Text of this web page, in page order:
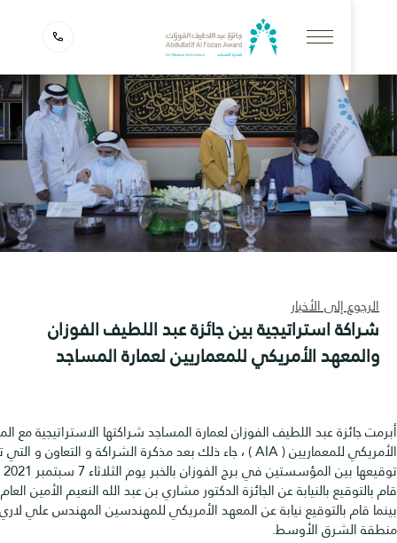
إلى الأخبار
استراتيجية بين جائزة عبد اللطيف الفوزان
الأمريكي للمعماريين لعمارة المساجد
عبد اللطيف الفوزان لعمارة المساجد شراكتها الاستراتيجية مع المعهد
الأمريكي للمعماريين ( AIA ) ، جاء ذلك بعد مذكرة الشراكة و التعاون و التي تم
توقيعها بين المؤسستين في برج الفوزان بالخبر يوم الثلاثاء 7 سبتمبر 2021 ، حيث
بالنيابة عن الجائزة الدكتور مشاري بن عبد الله النعيم الأمين العام للجائزة ،
بالتوقيع نيابة عن المعهد الأمريكي للمهندسين المهندس علي لاري رئيس
الأوسط.